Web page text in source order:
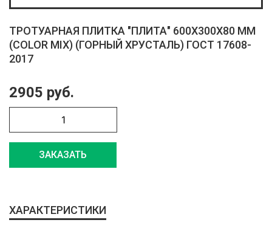
ТРОТУАРНАЯ ПЛИТКА "ПЛИТА" 600X300X80 ММ
(COLOR MIX) (ГОРНЫЙ ХРУСТАЛЬ) ГОСТ 17608-
2017
2905 руб.
ЗАКАЗАТЬ
ХАРАКТЕРИСТИКИ